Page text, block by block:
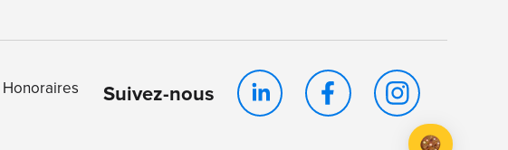
Honoraires Suivez-nous
Plateforme de Gestion du Consentement :